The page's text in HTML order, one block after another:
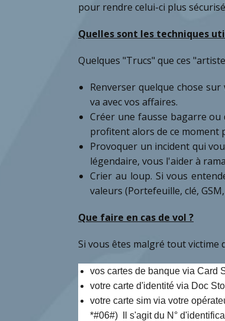
pour rendre celui-ci plus
Quelles sont les techniques
Quelques "Trucs" que ces
Renverser quelque chose
va avec vos affaires.
Créer une fausse bagarre ou
profitent alors de ce moment
Provoquer un incident qui
légendaire, vous l'aider à
Crier au loup. Si vous
valeurs (Portefeuille, clé,
Que faire en cas de vol ?
Si vous êtes malgré tout victime
vos cartes de banque via Card
votre carte d'identité via Doc
votre carte sim via votre
*#06#) Il s'agit du N°